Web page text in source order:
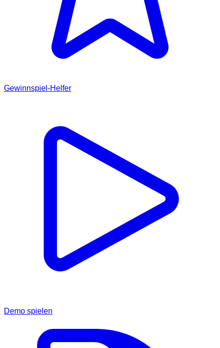
Gewinnspiel-Helfer
Demo spielen